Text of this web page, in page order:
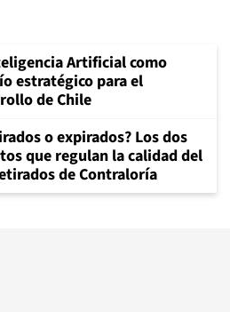
Artificial como
estratégico para el
de Chile
o expirados? Los dos
que regulan la calidad del
de Contraloría